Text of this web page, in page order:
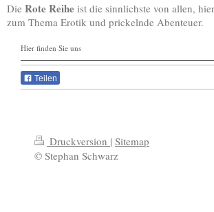
Die Rote Reihe ist die sinnlichste von allen,
zum Thema Erotik und prickelnde Abenteuer.
Hier finden Sie uns
Teilen
Druckversion | Sitemap
© Stephan Schwarz